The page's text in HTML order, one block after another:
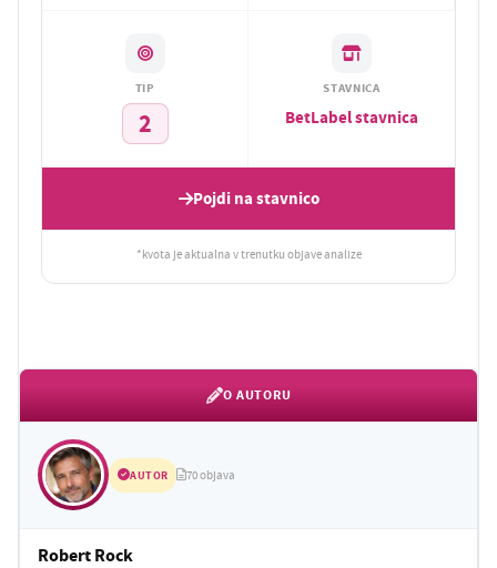
TIP
2
STAVNICA
BetLabel stavnica
Pojdi na stavnico
*kvota je aktualna v trenutku objave analize
O AUTORU
AUTOR 70 objava
Robert Rock